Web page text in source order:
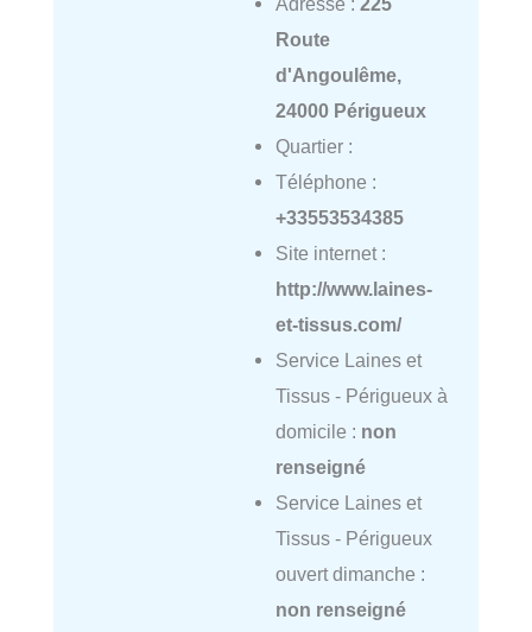
Route
d'Angoulême,
24000 Périgueux
Quartier :
Téléphone :
+33553534385
Site internet :
http://www.laines-
et-tissus.com/
Service Laines et
Tissus - Périgueux à
domicile : non
renseigné
Service Laines et
Tissus - Périgueux
ouvert dimanche :
non renseigné